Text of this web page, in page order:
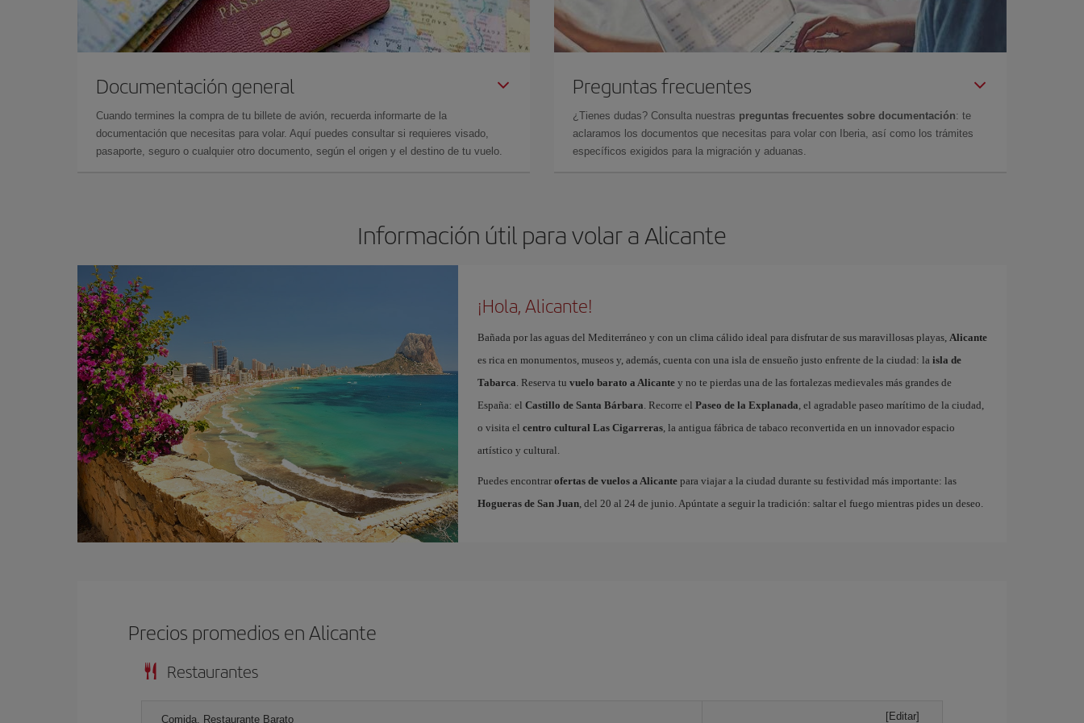
Documentación general
Cuando termines la compra de tu billete de avión, recuerda informarte de la
documentación que necesitas para volar. Aquí puedes consultar si requieres visado,
pasaporte, seguro o cualquier otro documento, según el origen y el destino de tu vuelo.
Preguntas frecuentes
¿Tienes dudas? Consulta nuestras preguntas frecuentes sobre documentación: te
aclaramos los documentos que necesitas para volar con Iberia, así como los trámites
específicos exigidos para la migración y aduanas.
Información útil para volar a Alicante
¡Hola, Alicante!
Bañada por las aguas del Mediterráneo y con un clima cálido ideal para disfrutar de sus maravillosas playas, Alicante
es rica en monumentos, museos y, además, cuenta con una isla de ensueño justo enfrente de la ciudad: la isla de
Tabarca. Reserva tu vuelo barato a Alicantey no te pierdas una de las fortalezas medievales más grandes de
España: el Castillo de Santa Bárbara. Recorre el Paseo de la Explanada, el agradable paseo marítimo de la ciudad,
o visita el centro cultural Las Cigarreras, la antigua fábrica de tabaco reconvertida en un innovador espacio
artístico y cultural.
Puedes encontrar ofertas de vuelos a Alicantepara viajar a la ciudad durante su festividad más importante: las
Hogueras de San Juan, del 20 al 24 de junio. Apúntate a seguir la tradición: saltar el fuego mientras pides un deseo.
Precios promedios en Alicante
Restaurantes
Comida, Restaurante Barato [Editar]